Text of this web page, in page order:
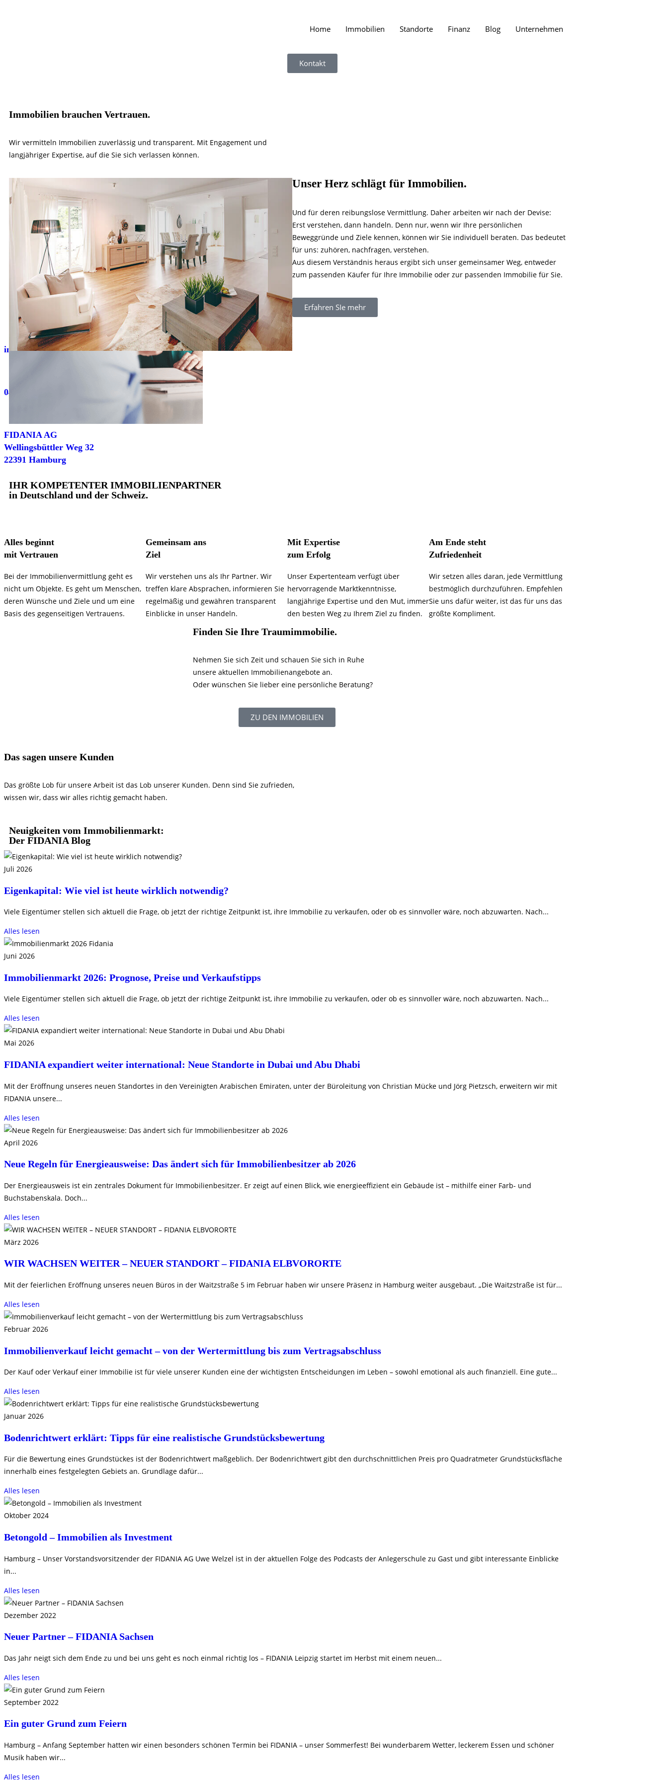
Home Immobilien Standorte Finanz Blog Unternehmen
Kontakt
Immobilien brauchen Vertrauen.
Wir vermitteln Immobilien zuverlässig und transparent. Mit Engagement und
langjähriger Expertise, auf die Sie sich verlassen können.
Unser Herz schlägt für Immobilien.
Und für deren reibungslose Vermittlung. Daher arbeiten wir nach der Devise:
Erst verstehen, dann handeln. Denn nur, wenn wir Ihre persönlichen
Beweggründe und Ziele kennen, können wir Sie individuell beraten. Das bedeutet
für uns: zuhören, nachfragen, verstehen.
Aus diesem Verständnis heraus ergibt sich unser gemeinsamer Weg, entweder
zum passenden Käufer für Ihre Immobilie oder zur passenden Immobilie für Sie.
Erfahren SIe mehr
info@fidania.de
040 334 671 0
FIDANIA AG
Wellingsbüttler Weg 32
22391 Hamburg
IHR KOMPETENTER IMMOBILIENPARTNER
in Deutschland und der Schweiz.
Alles beginnt
mit Vertrauen
Bei der Immobilienvermittlung geht es
nicht um Objekte. Es geht um Menschen,
deren Wünsche und Ziele und um eine
Basis des gegenseitigen Vertrauens.
Gemeinsam ans
Ziel
Wir verstehen uns als Ihr Partner. Wir
treffen klare Absprachen, informieren Sie
regelmäßig und gewähren transparent
Einblicke in unser Handeln.
Mit Expertise
zum Erfolg
Unser Expertenteam verfügt über
hervorragende Marktkenntnisse,
langjährige Expertise und den Mut, immer
den besten Weg zu Ihrem Ziel zu finden.
Am Ende steht
Zufriedenheit
Wir setzen alles daran, jede Vermittlung
bestmöglich durchzuführen. Empfehlen
Sie uns dafür weiter, ist das für uns das
größte Kompliment.
Finden Sie Ihre Traumimmobilie.
Nehmen Sie sich Zeit und schauen Sie sich in Ruhe
unsere aktuellen Immobilienangebote an.
Oder wünschen Sie lieber eine persönliche Beratung?
ZU DEN IMMOBILIEN
Das sagen unsere Kunden
Das größte Lob für unsere Arbeit ist das Lob unserer Kunden. Denn sind Sie zufrieden,
wissen wir, dass wir alles richtig gemacht haben.
Neuigkeiten vom Immobilienmarkt:
Der FIDANIA Blog
Juli 2026
Eigenkapital: Wie viel ist heute wirklich notwendig?
Viele Eigentümer stellen sich aktuell die Frage, ob jetzt der richtige Zeitpunkt ist, ihre Immobilie zu verkaufen, oder ob es sinnvoller wäre, noch abzuwarten. Nach...
Alles lesen
Juni 2026
Immobilienmarkt 2026: Prognose, Preise und Verkaufstipps
Viele Eigentümer stellen sich aktuell die Frage, ob jetzt der richtige Zeitpunkt ist, ihre Immobilie zu verkaufen, oder ob es sinnvoller wäre, noch abzuwarten. Nach...
Alles lesen
Mai 2026
FIDANIA expandiert weiter international: Neue Standorte in Dubai und Abu Dhabi
Mit der Eröffnung unseres neuen Standortes in den Vereinigten Arabischen Emiraten, unter der Büroleitung von Christian Mücke und Jörg Pietzsch, erweitern wir mit
FIDANIA unsere...
Alles lesen
April 2026
Neue Regeln für Energieausweise: Das ändert sich für Immobilienbesitzer ab 2026
Der Energieausweis ist ein zentrales Dokument für Immobilienbesitzer. Er zeigt auf einen Blick, wie energieeffizient ein Gebäude ist – mithilfe einer Farb- und
Buchstabenskala. Doch...
Alles lesen
März 2026
WIR WACHSEN WEITER – NEUER STANDORT – FIDANIA ELBVORORTE
Mit der feierlichen Eröffnung unseres neuen Büros in der Waitzstraße 5 im Februar haben wir unsere Präsenz in Hamburg weiter ausgebaut. „Die Waitzstraße ist für...
Alles lesen
Februar 2026
Immobilienverkauf leicht gemacht – von der Wertermittlung bis zum Vertragsabschluss
Der Kauf oder Verkauf einer Immobilie ist für viele unserer Kunden eine der wichtigsten Entscheidungen im Leben – sowohl emotional als auch finanziell. Eine gute...
Alles lesen
Januar 2026
Bodenrichtwert erklärt: Tipps für eine realistische Grundstücksbewertung
Für die Bewertung eines Grundstückes ist der Bodenrichtwert maßgeblich. Der Bodenrichtwert gibt den durchschnittlichen Preis pro Quadratmeter Grundstücksfläche
innerhalb eines festgelegten Gebiets an. Grundlage dafür...
Alles lesen
Oktober 2024
Betongold – Immobilien als Investment
Hamburg – Unser Vorstandsvorsitzender der FIDANIA AG Uwe Welzel ist in der aktuellen Folge des Podcasts der Anlegerschule zu Gast und gibt interessante Einblicke
in...
Alles lesen
Dezember 2022
Neuer Partner – FIDANIA Sachsen
Das Jahr neigt sich dem Ende zu und bei uns geht es noch einmal richtig los – FIDANIA Leipzig startet im Herbst mit einem neuen...
Alles lesen
September 2022
Ein guter Grund zum Feiern
Hamburg – Anfang September hatten wir einen besonders schönen Termin bei FIDANIA – unser Sommerfest! Bei wunderbarem Wetter, leckerem Essen und schöner
Musik haben wir...
Alles lesen